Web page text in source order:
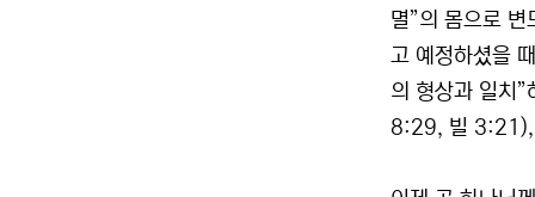
멸”의 몸으로
고 예정하셨을
의 형상과 일치
8:29, 빌 3:21),